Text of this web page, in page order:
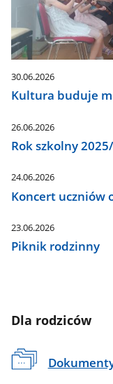
30.06.2026
Kultura buduje
26.06.2026
Rok szkolny
24.06.2026
Koncert uczniów
23.06.2026
Piknik rodzinny
Dla rodziców